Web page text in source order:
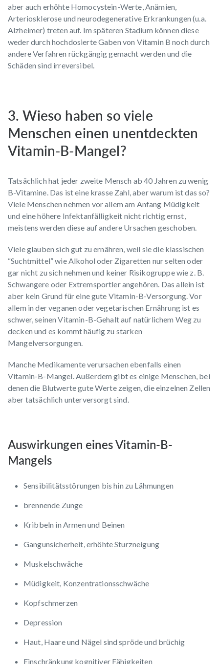
aber auch erhöhte Homocystein-Werte , Anämien,
Arteriosklerose und neurodegenerative Erkrankungen (u.a.
Alzheimer) treten auf. Im späteren Stadium können diese
weder durch hochdosierte Gaben von Vitamin B noch durch
andere Verfahren rückgängig gemacht werden und die
Schäden sind irreversibel.
3. Wieso haben so viele
Menschen einen unentdeckten
Vitamin-B-Mangel?
Tatsächlich hat jeder zweite Mensch ab 40 Jahren zu wenig
B-Vitamine. Das ist eine krasse Zahl, aber warum ist das so?
Viele Menschen nehmen vor allem am Anfang Müdigkeit
und eine höhere Infektanfälligkeit nicht richtig ernst,
meistens werden diese auf andere Ursachen geschoben.
Viele glauben sich gut zu ernähren, weil sie die klassischen
“Suchtmittel” wie Alkohol oder Zigaretten nur selten oder
gar nicht zu sich nehmen und keiner Risikogruppe wie z. B.
Schwangere oder Extremsportler angehören. Das allein ist
aber kein Grund für eine gute Vitamin-B-Versorgung. Vor
allem in der veganen odervegetarischen Ernährungist es
schwer, seinen Vitamin-B-Gehalt auf natürlichem Weg zu
decken und es kommt häufig zu starken
Mangelversorgungen.
Manche Medikamente verursachen ebenfalls einen
Vitamin-B-Mangel. Außerdem gibt es einige Menschen, bei
denen die Blutwerte gute Werte zeigen, die einzelnen Zellen
aber tatsächlich unterversorgt sind.
Auswirkungen eines Vitamin-B-
Mangels
Sensibilitätsstörungen bis hin zu Lähmungen
brennende Zunge
Kribbeln in Armen und Beinen
Gangunsicherheit, erhöhte Sturzneigung
Muskelschwäche
Müdigkeit, Konzentrationsschwäche
Kopfschmerzen
Depression
Haut, Haare und Nägel sind spröde und brüchig
Einschränkung kognitiver Fähigkeiten